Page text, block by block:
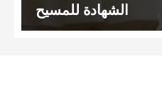
الشهادة للمسيح